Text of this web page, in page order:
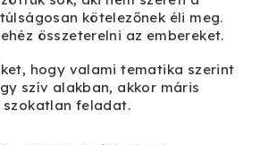
kötelezőnek éli meg.
összeterelni az embereket.
hogy valami tematika szerint
szív alakban, akkor máris
szokatlan feladat.